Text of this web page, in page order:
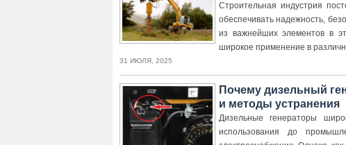
Строительная индустрия
обеспечивать надежность,
из важнейших элементов в
широкое применение в
31 ИЮЛЯ, 2025
Почему дизельный
и методы устранения
Дизельные генераторы
использования до